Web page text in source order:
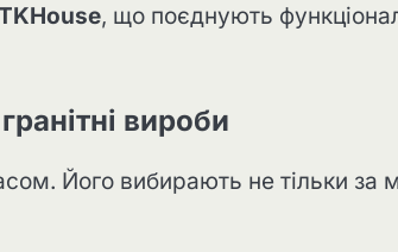
, що поєднують
вироби
Його вибирають не тільки за